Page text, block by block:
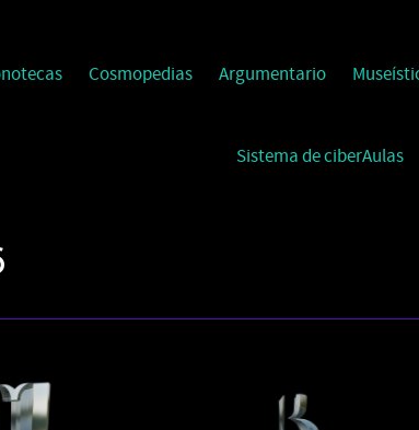
Cosmopedias Argumentario
Sistema de ciberAulas